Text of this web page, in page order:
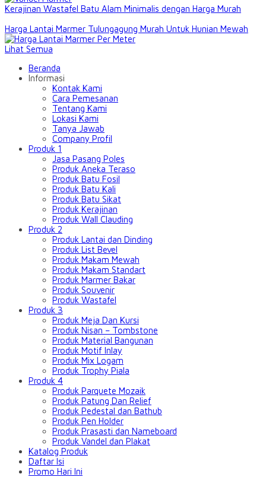
Kerajinan Wastafel Batu Alam Minimalis dengan Harga Murah
Harga Lantai Marmer Tulungagung Murah Untuk Hunian Mewah
Lihat Semua
Beranda
Informasi
Kontak Kami
Cara Pemesanan
Tentang Kami
Lokasi Kami
Tanya Jawab
Company Profil
Produk 1
Jasa Pasang Poles
Produk Aneka Teraso
Produk Batu Fosil
Produk Batu Kali
Produk Batu Sikat
Produk Kerajinan
Produk Wall Clauding
Produk 2
Produk Lantai dan Dinding
Produk List Bevel
Produk Makam Mewah
Produk Makam Standart
Produk Marmer Bakar
Produk Souvenir
Produk Wastafel
Produk 3
Produk Meja Dan Kursi
Produk Nisan – Tombstone
Produk Material Bangunan
Produk Motif Inlay
Produk Mix Logam
Produk Trophy Piala
Produk 4
Produk Parquete Mozaik
Produk Patung Dan Relief
Produk Pedestal dan Bathub
Produk Pen Holder
Produk Prasasti dan Nameboard
Produk Vandel dan Plakat
Katalog Produk
Daftar Isi
Promo Hari Ini